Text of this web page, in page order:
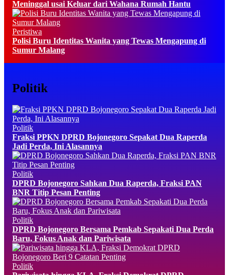
Meninggal usai Keluar dari Wahana Rumah Hantu
Peristiwa
Polisi Buru Identitas Wanita yang Tewas Mengapung di
Sumur Malang
Politik
Politik
Fraksi PPKN DPRD Bojonegoro Sepakat Dua Raperda
Jadi Perda, Ini Alasannya
Politik
DPRD Bojonegoro Sahkan Dua Raperda, Fraksi PAN
BNR Titip Pesan Penting
Politik
DPRD Bojonegoro Bersama Pemkab Sepakati Dua Perda
Baru, Fokus Anak dan Pariwisata
Politik